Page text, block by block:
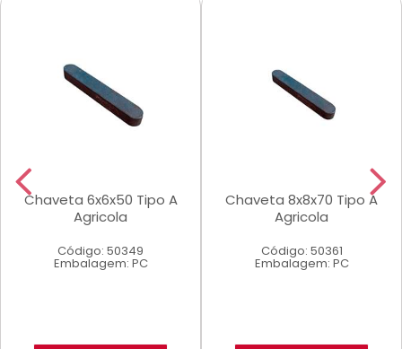
Chaveta 6x6x50 Tipo A
Agricola
Código: 50349
Embalagem: PC
Chaveta 8x8x70 Tipo A
Agricola
Código: 50361
Embalagem: PC